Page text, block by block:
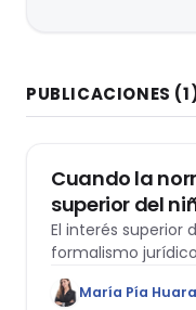
PUBLICACIONES
DERECHO DE FAMILIA
Cuando la
superior del
Derecho de
El interés superior
formalismo
de Familia, que
para garantizar la
María Pía